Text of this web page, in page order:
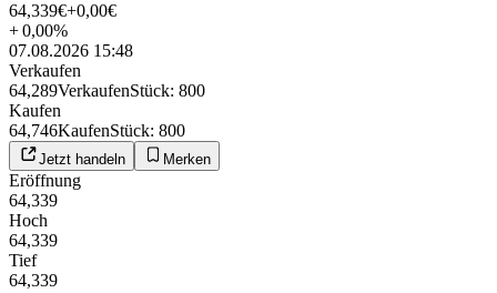
64,339€+0,00€
+0,00%
07.08.2026 15:48
Verkaufen
64,289VerkaufenStück: 800
Kaufen
64,746KaufenStück: 800
Jetzt handeln Merken
Eröffnung
64,339
Hoch
64,339
Tief
64,339